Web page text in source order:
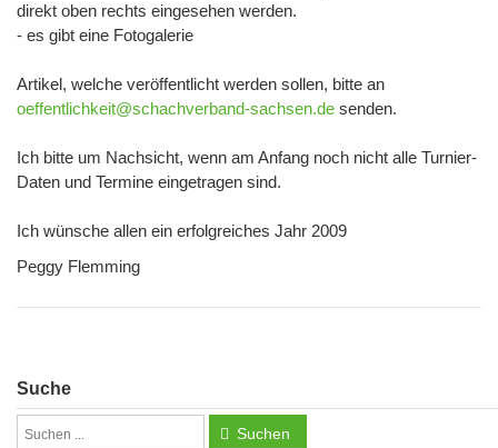
direkt oben rechts eingesehen werden.
- es gibt eine Fotogalerie
Artikel, welche veröffentlicht werden sollen, bitte an
oeffentlichkeit@schachverband-sachsen.de senden.
Ich bitte um Nachsicht, wenn am Anfang noch nicht alle Turnier-
Daten und Termine eingetragen sind.
Ich wünsche allen ein erfolgreiches Jahr 2009
Peggy Flemming
Suche
Suchen